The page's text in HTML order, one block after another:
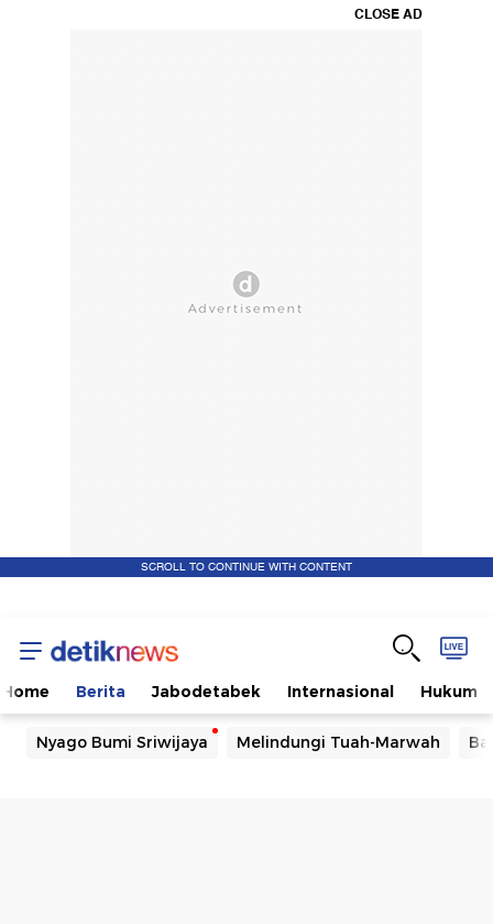
CLOSE AD
SCROLL TO CONTINUE WITH CONTENT
Home Berita Jabodetabek Internasional Hukum
Nyago Bumi Sriwijaya Melindungi Tuah-Marwah